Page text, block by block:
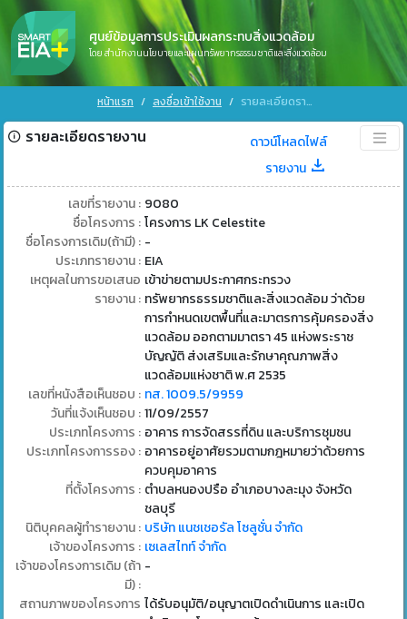
ศูนย์ข้อมูลการประเมินผลกระทบสิ่งแวดล้อม
โดย สำนักงานนโยบายและแผนทรัพยากรธรรมชาติและสิ่งแวดล้อม
หน้าแรก ลงชื่อเข้าใช้งาน รายละเอียดรายงาน
รายละเอียดรายงาน
ดาวน์โหลดไฟล์
รายงาน
เลขที่รายงาน : 9080
ชื่อโครงการ : โครงการ LK Celestite
ชื่อโครงการเดิม(ถ้ามี) : -
ประเภทรายงาน : EIA
เหตุผลในการขอเสนอ
รายงาน :
เข้าข่ายตามประกาศกระทรวง
ทรัพยากรธรรมชาติและสิ่งแวดล้อม ว่าด้วย
การกำหนดเขตพื้นที่และมาตรการคุ้มครองสิ่ง
แวดล้อม ออกตามมาตรา 45 แห่งพระราช
บัญญัติ ส่งเสริมและรักษาคุณภาพสิ่ง
แวดล้อมแห่งชาติ พ.ศ 2535
เลขที่หนังสือเห็นชอบ : ทส. 1009.5/9959
วันที่แจ้งเห็นชอบ : 11/09/2557
ประเภทโครงการ : อาคาร การจัดสรรที่ดิน และบริการชุมชน
ประเภทโครงการรอง : อาคารอยู่อาศัยรวมตามกฎหมายว่าด้วยการ
ควบคุมอาคาร
ที่ตั้งโครงการ : ตำบลหนองปรือ อำเภอบางละมุง จังหวัด
ชลบุรี
นิติบุคคลผู้ทำรายงาน : บริษัท แนชเชอรัล โซลูชั่น จำกัด
เจ้าของโครงการ : เซเลสไทท์ จำกัด
เจ้าของโครงการเดิม (ถ้า
มี) :
-
สถานภาพของโครงการ ได้รับอนุมัติ/อนุญาตเปิดดำเนินการ และเปิด